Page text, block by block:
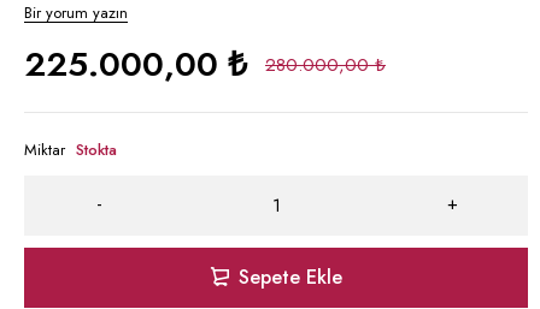
Bir yorum yazın
280.000,00₺
225.000,00 ₺
Miktar Stokta
Sepete Ekle